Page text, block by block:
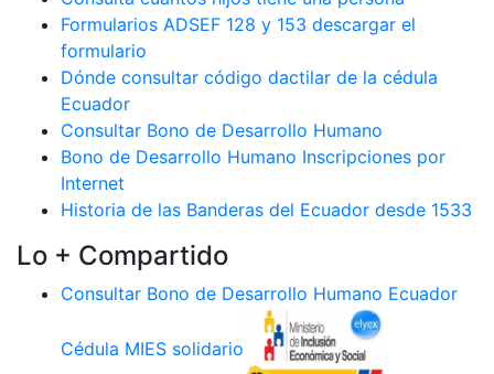
Formularios ADSEF 128 y 153 descargar el
formulario
Dónde consultar código dactilar de la cédula
Ecuador
Consultar Bono de Desarrollo Humano
Bono de Desarrollo Humano Inscripciones por
Internet
Historia de las Banderas del Ecuador desde 1533
Lo + Compartido
Consultar Bono de Desarrollo Humano Ecuador
Cédula MIES solidario